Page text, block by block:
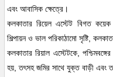
এবং আবাসিক ক্ষেত্রে।
কলকাতার রিয়েল এস্টেট বিগত
শিল্পায়ন ও ভাল পরিকাঠামো সৃষ্টি,
কলকাতার রিয়াল এস্টেটকে,
হয়, তৎসহ জমির সাথে যুক্ত বাড়ী এবং